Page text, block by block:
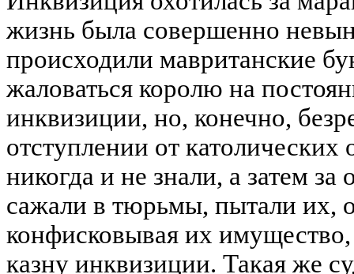
жизнь была совершенно
происходили мавританские
жаловаться королю на
инквизиции, но, конечно,
отступлении от
никогда и не знали, а затем за
сажали в тюрьмы, пытали их,
конфисковывая их
казну инквизиции. Такая же